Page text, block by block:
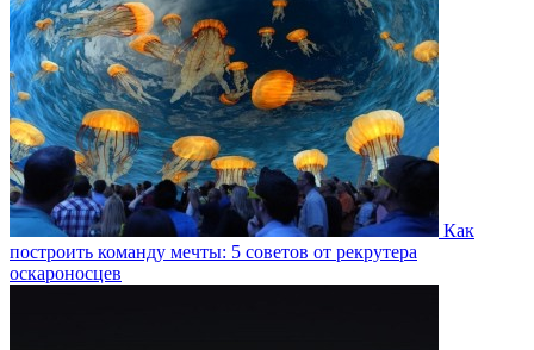
Как
построить команду мечты: 5 советов от рекрутера
оскароносцев